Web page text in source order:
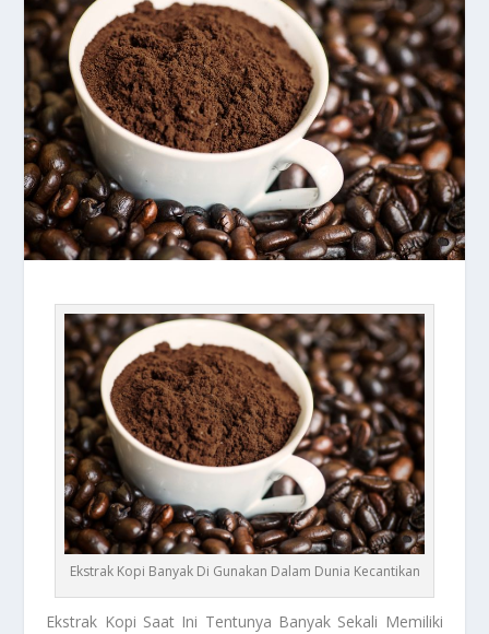
Ekstrak Kopi Banyak Di Gunakan Dalam Dunia Kecantikan
Ekstrak Kopi Saat Ini Tentunya Banyak Sekali Memiliki